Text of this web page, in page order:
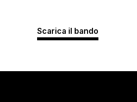
Scarica il bando